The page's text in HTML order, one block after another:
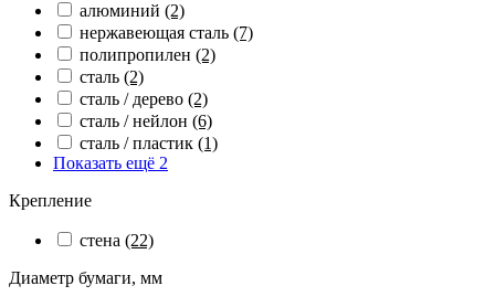
алюминий (2)
нержавеющая сталь (7)
полипропилен (2)
сталь (2)
сталь / дерево (2)
сталь / нейлон (6)
сталь / пластик (1)
Показать ещё 2
Крепление
стена (22)
Диаметр бумаги, мм